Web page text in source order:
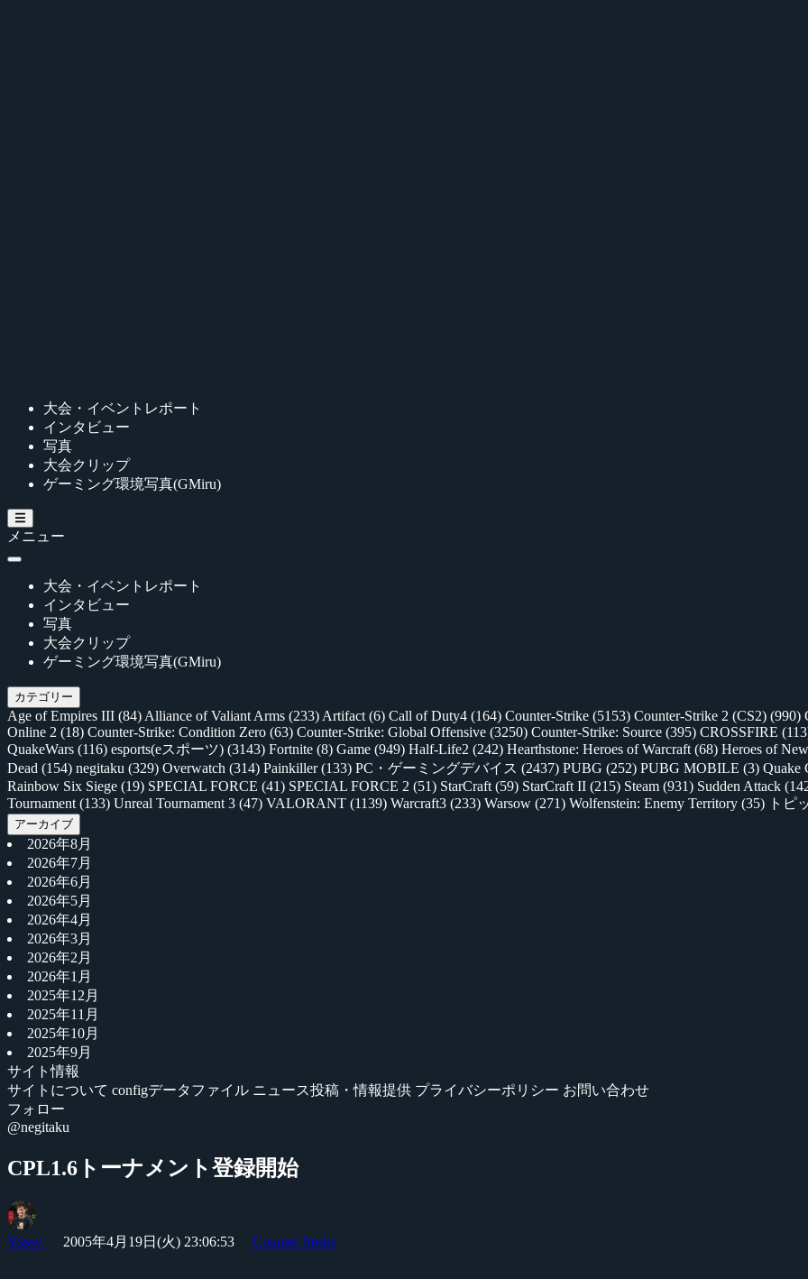
大会・イベントレポート
インタビュー
写真
大会クリップ
ゲーミング環境写真(GMiru)
メニュー
大会・イベントレポート
インタビュー
写真
大会クリップ
ゲーミング環境写真(GMiru)
カテゴリー
Age of Empires III (84) Alliance of Valiant Arms (233) Artifact (6) Call of Duty4 (164) Counter-Strike (5153) Counter-Strike 2 (CS2) (990)
Online 2 (18) Counter-Strike: Condition Zero (63) Counter-Strike: Global Offensive (3250) Counter-Strike: Source (395) CROSSFIRE
QuakeWars (116) esports(eスポーツ) (3143) Fortnite (8) Game (949) Half-Life2 (242) Hearthstone: Heroes of Warcraft (68) Heroes of
Dead (154) negitaku (329) Overwatch (314) Painkiller(133) PC・ゲーミングデバイス (2437) PUBG (252) PUBG MOBILE (3) Quake
Rainbow Six Siege (19) SPECIAL FORCE (41) SPECIAL FORCE 2 (51) StarCraft (59) StarCraft II (215) Steam (931) Sudden Attack
Tournament (133) Unreal Tournament 3 (47) VALORANT (1139) Warcraft3 (233) Warsow (271) Wolfenstein: Enemy Territory (35) トピ
アーカイブ
2026年8月
2026年7月
2026年6月
2026年5月
2026年4月
2026年3月
2026年2月
2026年1月
2025年12月
2025年11月
2025年10月
2025年9月
サイト情報
サイトについて configデータファイル ニュース投稿・情報提供 プライバシーポリシー お問い合わせ
フォロー
@negitaku
CPL1.6トーナメント登録開始
Yossy 2005年4月19日(火) 23:06:53 Counter-Strike